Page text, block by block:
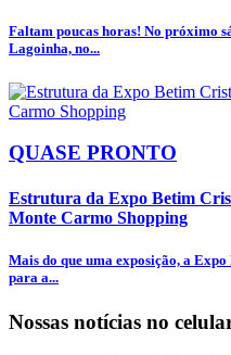
Faltam poucas horas! No próximo
Lagoinha, no...
QUASE PRONTO
Estrutura da Expo Betim
Monte Carmo Shopping
Mais do que uma exposição, a
para a...
Nossas notícias no